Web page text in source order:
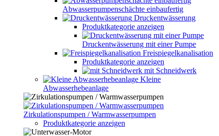
Abwasserpumpenschächte einbaufertig
Druckentwässerung
Produktkategorie anzeigen
Druckentwässerung mit einer Pumpe
Freispiegelkanalisation
Produktkategorie anzeigen
mit Schneidwerk
Kleine
Abwasserhebeanlage
Zirkulationspumpen / Warmwasserpumpen
Produktkategorie anzeigen